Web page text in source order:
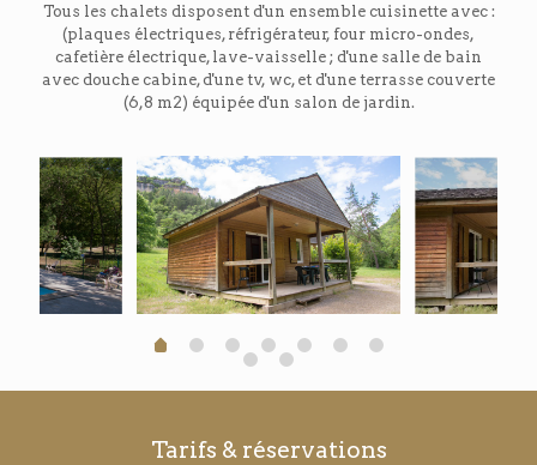
Tous les chalets disposent d'un ensemble cuisinette avec :
(plaques électriques, réfrigérateur, four micro-ondes,
cafetière électrique, lave-vaisselle ; d'une salle de bain
avec douche cabine, d'une tv, wc, et d'une terrasse couverte
(6,8 m2) équipée d'un salon de jardin.
Tarifs & réservations